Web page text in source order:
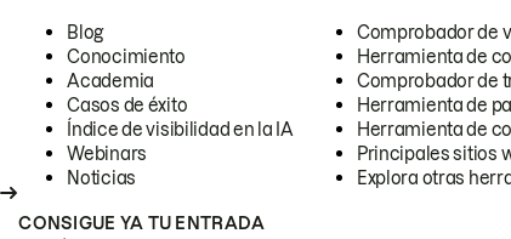
Blog
Conocimiento
Academia
Casos de éxito
Índice de visibilidad en la IA
Webinars
Noticias
Comprobador de
Herramienta de
Comprobador de
Herramienta de
Herramienta de
Principales sitios
Explora otras
CONSIGUE YA TU ENTRADA